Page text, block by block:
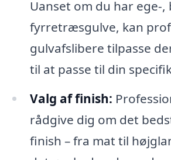
Uanset om du har ege-,
fyrretræsgulve, kan
gulvafslibere tilpasse
til at passe til din
Valg af finish:
rådgive dig om det
finish – fra mat til